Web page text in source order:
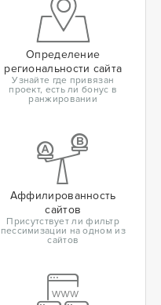
Определение
региональности сайта
Узнайте где привязан
проект, есть ли бонус в
ранжировании
Аффилированность
сайтов
Присутствует ли фильтр
пессимизации на одном из
сайтов